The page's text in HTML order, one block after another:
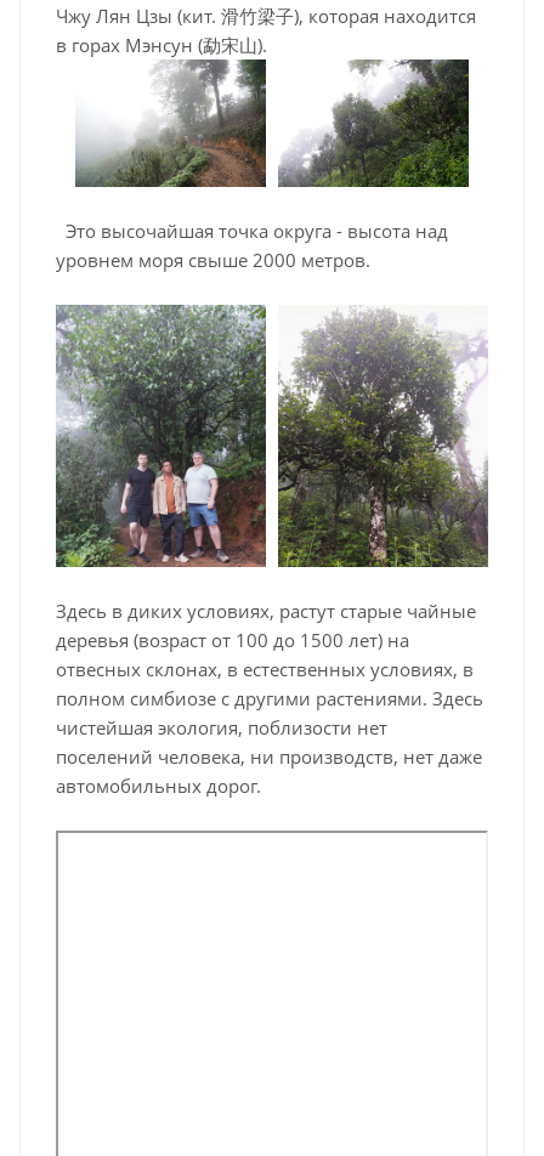
Чжу Лян Цзы (кит. 滑竹梁子), которая находится
в горах Мэнсун (勐宋山).
Это высочайшая точка округа - высота над
уровнем моря свыше 2000 метров.
Здесь в диких условиях, растут старые чайные
деревья (возраст от 100 до 1500 лет) на
отвесных склонах, в естественных условиях, в
полном симбиозе с другими растениями. Здесь
чистейшая экология, поблизости нет
поселений человека, ни производств, нет даже
автомобильных дорог.